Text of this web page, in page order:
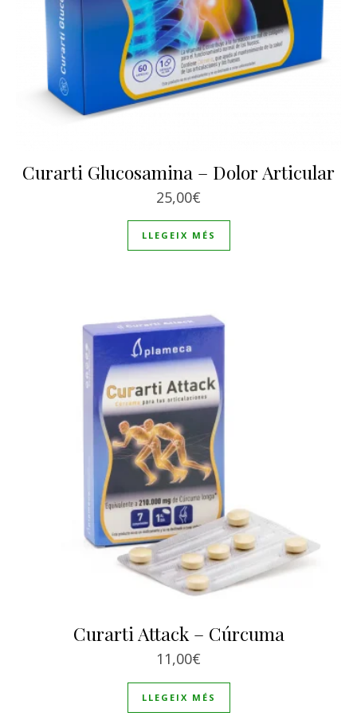
Curarti Glucosamina – Dolor Articular
25,00€
LLEGEIX MÉS
Curarti Attack – Cúrcuma
11,00€
LLEGEIX MÉS